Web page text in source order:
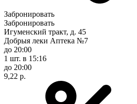
Забронировать
Забронировать
Игуменский тракт, д. 45
Добрыя леки Аптека №7
до 20:00
1 шт. в 15:16
до 20:00
9,22 р.